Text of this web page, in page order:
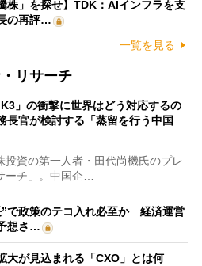
株」を探せ】TDK：AIインフラを支
の再評…
一覧を見る
リサーチ
」の衝撃に世界はどう対応するの
官が検討する「蒸留を行う中国
資の第一人者・田代尚機氏のプレ
ーチ」。中国企…
”で政策のテコ入れ必至か 経済運営
想さ…
大が見込まれる「CXO」とは何